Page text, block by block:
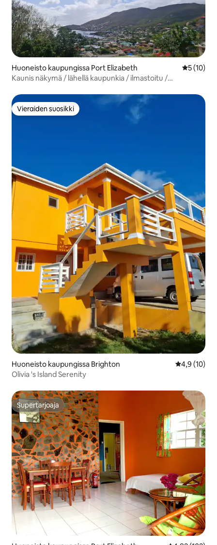
Huoneisto kaupungissa Port Elizabeth
5 (10)
Kaunis näkymä / lähellä kaupunkia / ilmastoitu /
Vieraiden suosikki
Vieraiden suosikki
Huoneisto kaupungissa Brighton
4,9 (10)
Olivia 's Island Serenity
Supertarjoaja
Supertarjoaja